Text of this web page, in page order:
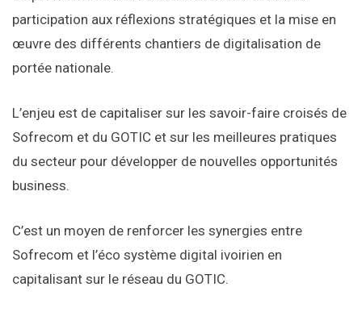
participation aux réflexions stratégiques et la mise en
œuvre des différents chantiers de digitalisation de
portée nationale.
L’enjeu est de capitaliser sur les savoir-faire croisés de
Sofrecom et du GOTIC et sur les meilleures pratiques
du secteur pour développer de nouvelles opportunités
business.
C’est un moyen de renforcer les synergies entre
Sofrecom et l’éco système digital ivoirien en
capitalisant sur le réseau du GOTIC.